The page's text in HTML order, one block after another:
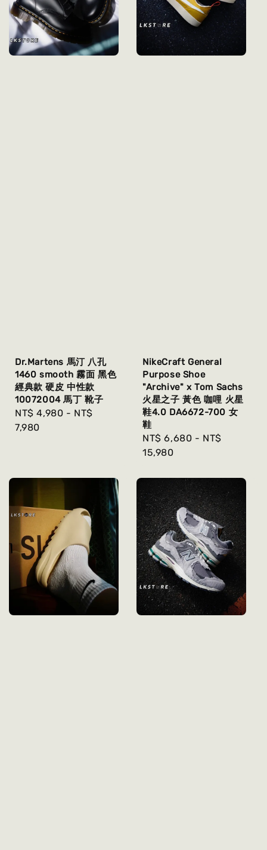
Dr.Martens 馬汀 八孔
1460 smooth 霧面 黑色
經典款 硬皮 中性款
10072004 馬丁 靴子
Regular
price
NT$ 4,980 - NT$
7,980
NikeCraft General
Purpose Shoe
"Archive" x Tom Sachs
火星之子 黃色 咖哩 火星
鞋4.0 DA6672-700 女
鞋
Regular
price
NT$ 6,680 - NT$
15,980